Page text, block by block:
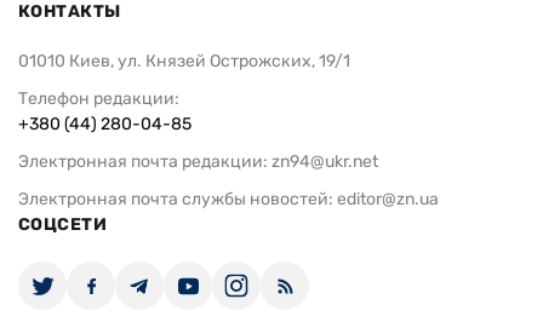
КОНТАКТЫ
01010 Киев, ул. Князей Острожских, 19/1
Телефон редакции:
+380 (44) 280-04-85
Электронная почта редакции: zn94@ukr.net
Электронная почта службы новостей: editor@zn.ua
СОЦСЕТИ